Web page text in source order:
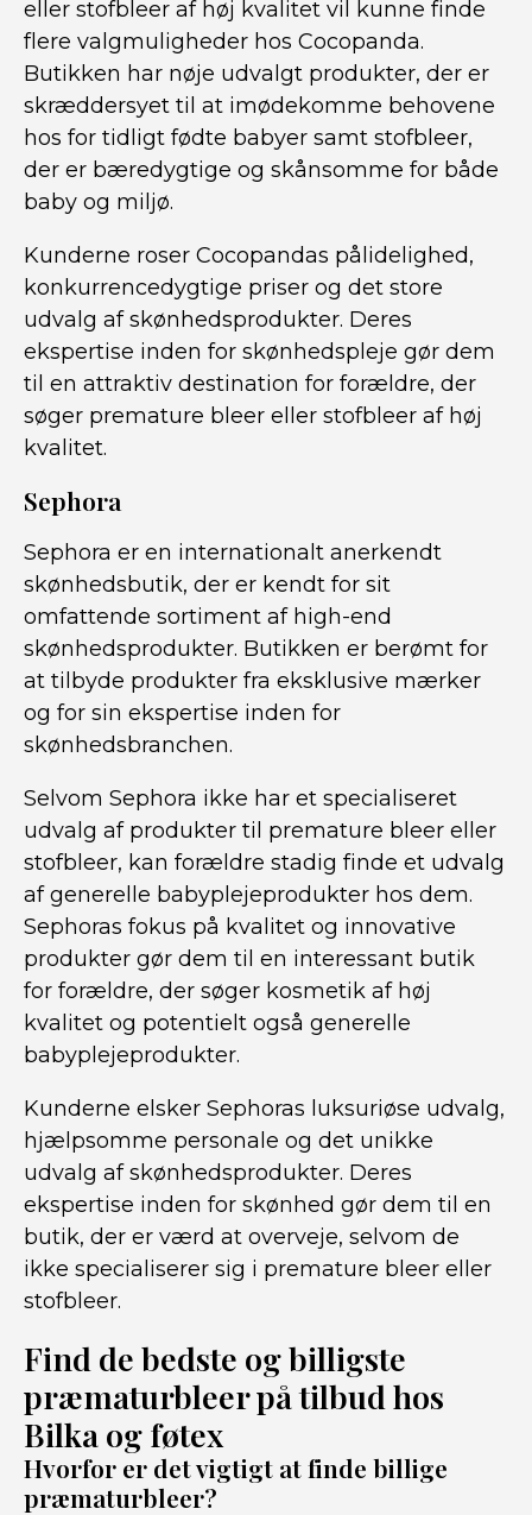
eller stofbleer af høj kvalitet vil kunne finde
flere valgmuligheder hos Cocopanda.
Butikken har nøje udvalgt produkter, der er
skræddersyet til at imødekomme behovene
hos for tidligt fødte babyer samt stofbleer,
der er bæredygtige og skånsomme for både
baby og miljø.
Kunderne roser Cocopandas pålidelighed,
konkurrencedygtige priser og det store
udvalg af skønhedsprodukter. Deres
ekspertise inden for skønhedspleje gør dem
til en attraktiv destination for forældre, der
søger premature bleer eller stofbleer af høj
kvalitet.
Sephora
Sephora er en internationalt anerkendt
skønhedsbutik, der er kendt for sit
omfattende sortiment af high-end
skønhedsprodukter. Butikken er berømt for
at tilbyde produkter fra eksklusive mærker
og for sin ekspertise inden for
skønhedsbranchen.
Selvom Sephora ikke har et specialiseret
udvalg af produkter til premature bleer eller
stofbleer, kan forældre stadig finde et udvalg
af generelle babyplejeprodukter hos dem.
Sephoras fokus på kvalitet og innovative
produkter gør dem til en interessant butik
for forældre, der søger kosmetik af høj
kvalitet og potentielt også generelle
babyplejeprodukter.
Kunderne elsker Sephoras luksuriøse udvalg,
hjælpsomme personale og det unikke
udvalg af skønhedsprodukter. Deres
ekspertise inden for skønhed gør dem til en
butik, der er værd at overveje, selvom de
ikke specialiserer sig i premature bleer eller
stofbleer.
Find de bedste og billigste
præmaturbleer på tilbud hos
Bilka og føtex
Hvorfor er det vigtigt at finde billige
præmaturbleer?